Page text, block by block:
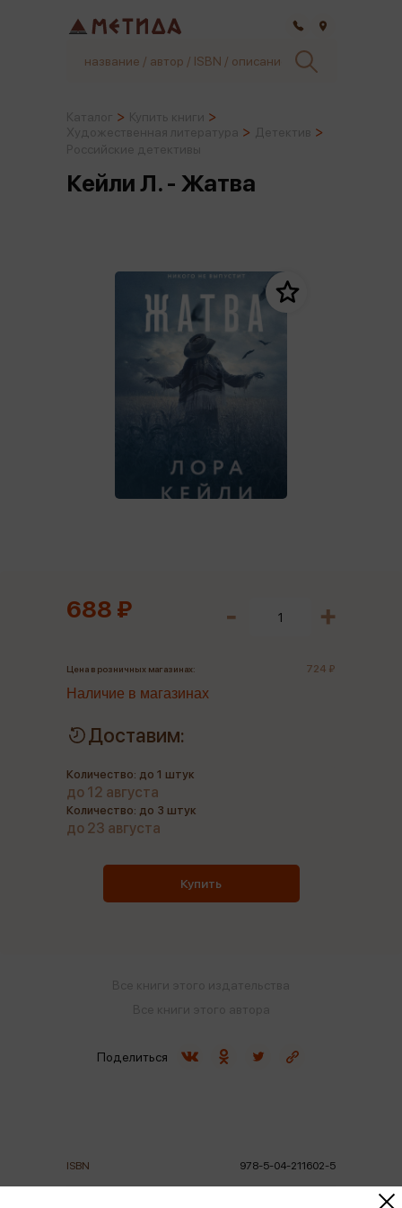
Кейли Л. - Жатва
ISBN 978-5-04-211602-5
688 ₽
Цена в розничных магазинах: 724 ₽
Наличие в магазинах
Доставим:
Количество: до 1 штук
до 12 августа
Количество: до 3 штук
до 23 августа
Купить
Поделиться